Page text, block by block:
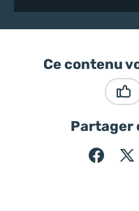
Ce contenu
Partager